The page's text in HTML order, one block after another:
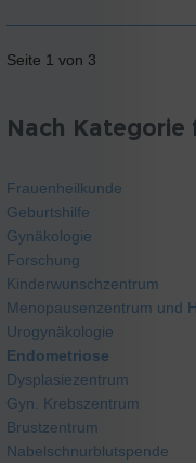
Seite 1 von 3
Nach Kategorie
Frauenheilkunde
Geburtshilfe
Gynäkologie
Forschung
Kinderwunschzentrum
Menopausenzentrum und
Urogynäkologie
Endometriose
Dysplasiezentrum
Gyn. Krebszentrum
Brustzentrum
Nabelschnurblutspende